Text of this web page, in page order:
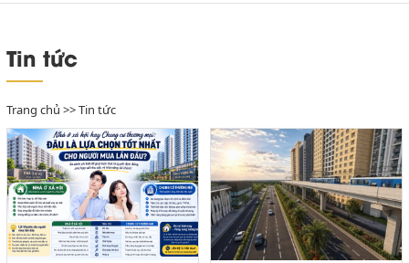
Tin tức
Trang chủ >>Tin tức